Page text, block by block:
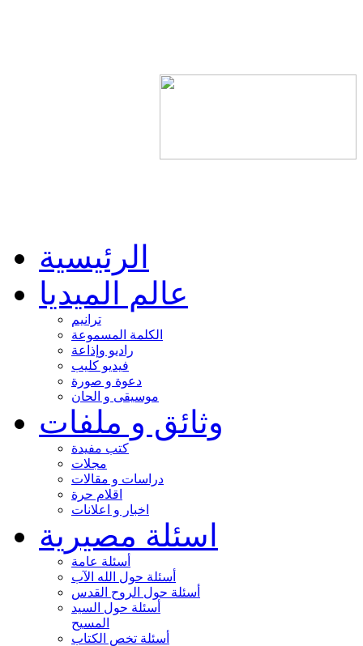
الرئيسية
عالم الميديا
ترانيم
الكلمة المسموعة
راديو وإذاعة
فيديو كليب
دعوة و صورة
موسيقى و الحان
وثائق و ملفات
كتب مفيدة
مجلات
دراسات و مقالات
اقلام حرة
اخبار و اعلانات
اسئلة مصيرية
أسئلة عامة
أسئلة حول الله الآب
أسئلة حول الروح القدس
أسئلة حول السيد
المسيح
أسئلة تخص الكتاب